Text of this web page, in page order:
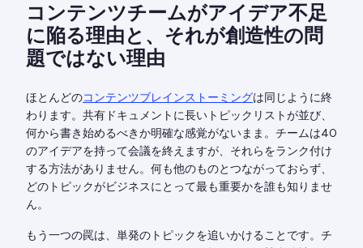
コンテンツチームがアイデア不足
に陥る理由と、それが創造性の問
題ではない理由
ほとんどのコンテンツブレインストーミングは同じように終
わります。共有ドキュメントに長いトピックリストが並び、
何から書き始めるべきか明確な感覚がないまま。チームは40
のアイデアを持って会議を終えますが、それらをランク付け
する方法がありません。何も他のものとつながっておらず、
どのトピックがビジネスにとって最も重要かを誰も知りませ
ん。
もう一つの罠は、単発のトピックを追いかけることです。チ